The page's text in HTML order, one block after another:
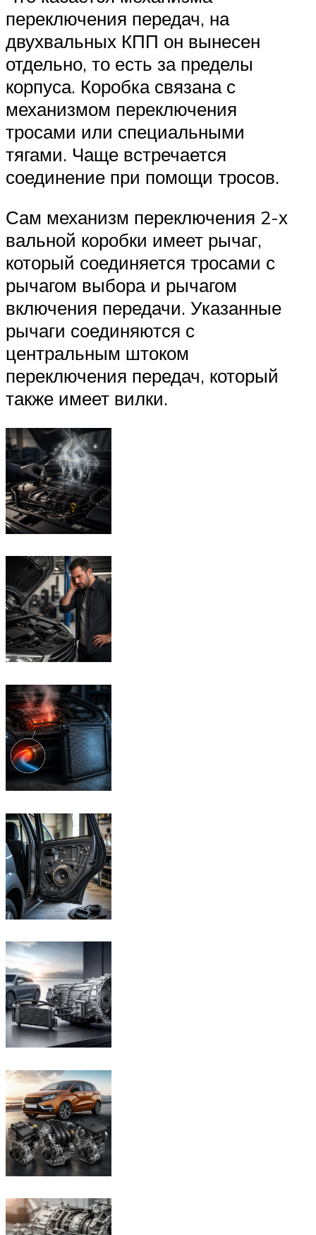
переключения передач, на
двухвальных КПП он вынесен
отдельно, то есть за пределы
корпуса. Коробка связана с
механизмом переключения
тросами или специальными
тягами. Чаще встречается
соединение при помощи тросов.
Сам механизм переключения 2-х
вальной коробки имеет рычаг,
который соединяется тросами с
рычагом выбора и рычагом
включения передачи. Указанные
рычаги соединяются с
центральным штоком
переключения передач, который
также имеет вилки.